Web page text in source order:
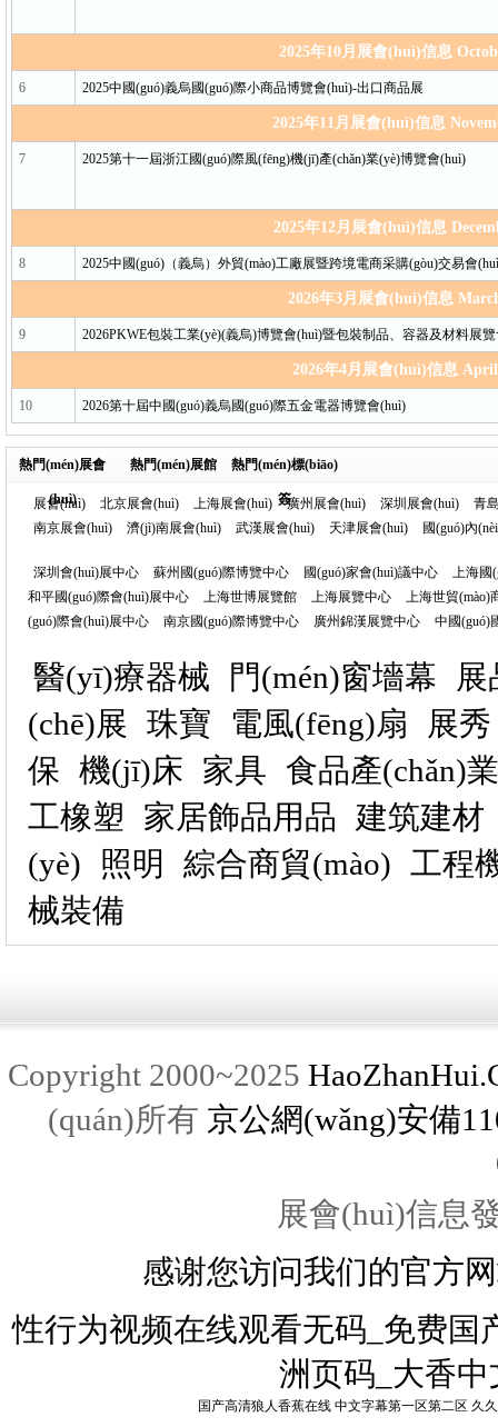
2025年10月展會(huì)信息
6 2025中國(guó)義烏國(guó)際小商品博覽會(huì)-出口商品展
2025年11月展會(huì)信息
7 2025第十一屆浙江國(guó)際風(fēng)機(jī)產(chǎn)業(yè)博覽會(huì)
2025年12月展會(huì)信息
8 2025中國(guó)（義烏）外貿(mào)工廠展暨跨境電商采購(gòu)交易會
2026年3月展會(huì)信息
9 2026PKWE包裝工業(yè)(義烏)博覽會(huì)暨包裝制品、容器及材料展
2026年4月展會(huì)信息 April
10 2026第十屆中國(guó)義烏國(guó)際五金電器博覽會(huì)
熱門(mén)展會
(huì)
熱門(mén)展館 熱門(mén)標(biāo)
簽
展會(huì) 北京展會(huì) 上海展會(huì) 廣州展會(huì) 深圳展會(huì)
青
南京展會(huì)
濟(jì)南展會(huì) 武漢展會(huì) 天津展會(huì) 國(guó)內
深圳會(huì)展中心 蘇州國(guó)際博覽中心 國(guó)家會(huì)議中心
上海國
和平國(guó)際會(huì)展中心
上海世博展覽館 上海展覽中心
上海世貿(mào)
(guó)際會(huì)展中心
南京國(guó)際博覽中心 廣州錦漢展覽中心 中國(guó)
醫(yī)療器械 門(mén)窗墻幕
展
(chē)展 珠寶 電風(fēng)扇
展秀
保 機(jī)床 家具 食品產(chǎn)
工橡塑
家居飾品用品
建筑建材
(yè)
照明 綜合商貿(mào) 工程
械裝備
Copyright 2000~2025
(quán)所有 京公網(wǎng)安備
展會(huì)信息
感谢您访问我们的官方
性行为视频在线观看无码_免费
洲页码_大香
国产高清狼人香蕉在线 中文字幕第一区第二区 久